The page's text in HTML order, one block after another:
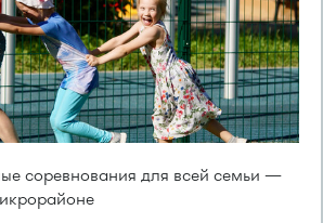
соревнования для всей семьи —